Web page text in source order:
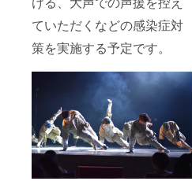
ていただくなどの感染症対
策を実施する予定です。